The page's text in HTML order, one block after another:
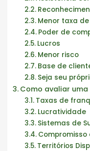
Menor taxa
Poder de
Lucros
Menor risco
Base de
Seja seu
Como avaliar
Taxas de
Lucratividade
Sistemas de
Territórios